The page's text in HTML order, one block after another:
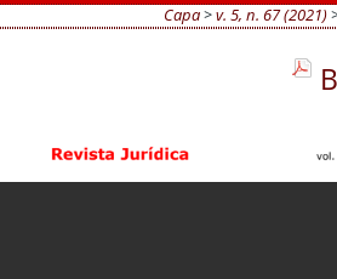
Capa>v. 5, n. 67 (2021)